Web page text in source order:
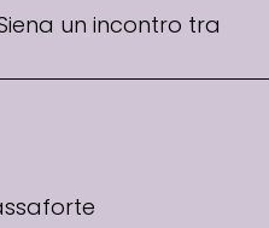
un incontro tra